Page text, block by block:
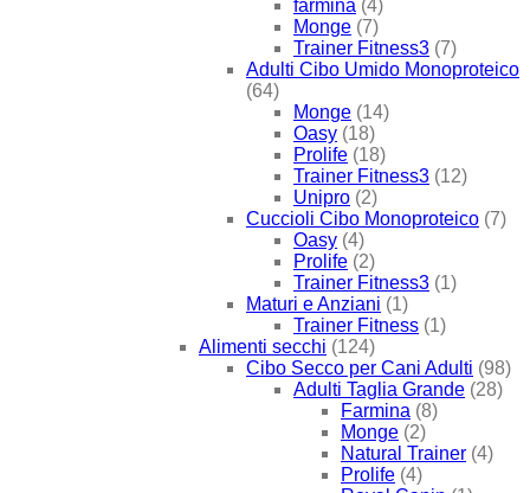
farmina (4)
Monge (7)
Trainer Fitness3 (7)
Adulti Cibo Umido Monoproteico
(64)
Monge (14)
Oasy (18)
Prolife (18)
Trainer Fitness3 (12)
Unipro (2)
Cuccioli Cibo Monoproteico (7)
Oasy (4)
Prolife (2)
Trainer Fitness3 (1)
Maturi e Anziani (1)
Trainer Fitness (1)
Alimenti secchi (124)
Cibo Secco per Cani Adulti (98)
Adulti Taglia Grande (28)
Farmina (8)
Monge (2)
Natural Trainer (4)
Prolife (4)